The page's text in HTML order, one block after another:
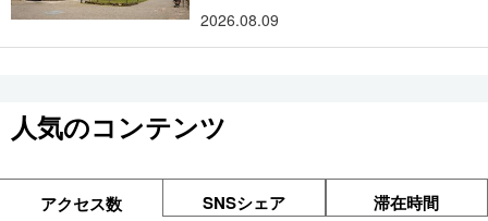
2026.08.09
人気のコンテンツ
アクセス数 SNSシェア 滞在時間